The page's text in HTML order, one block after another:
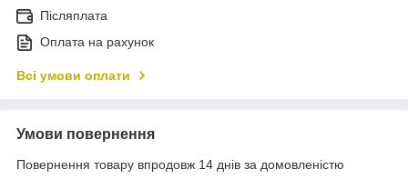
Післяплата
Оплата на рахунок
Всі умови оплати
Умови повернення
Повернення товару впродовж 14 днів за домовленістю